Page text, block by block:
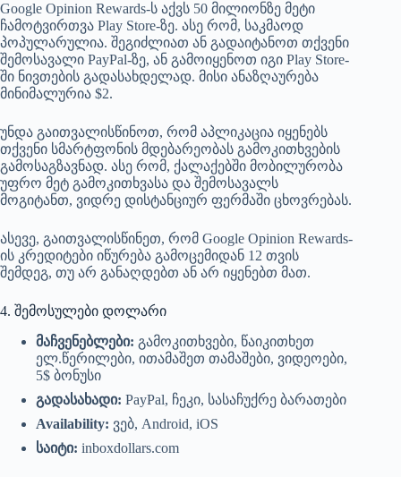
Google Opinion Rewards-ს აქვს 50 მილიონზე მეტი
ჩამოტვირთვა Play Store-ზე. ასე რომ, საკმაოდ
პოპულარულია. შეგიძლიათ ან გადაიტანოთ თქვენი
შემოსავალი PayPal-ზე, ან გამოიყენოთ იგი Play Store-
ში ნივთების გადასახდელად. მისი ანაზღაურება
მინიმალურია $2.
უნდა გაითვალისწინოთ, რომ აპლიკაცია იყენებს
თქვენი სმარტფონის მდებარეობას გამოკითხვების
გამოსაგზავნად. ასე რომ, ქალაქებში მობილურობა
უფრო მეტ გამოკითხვასა და შემოსავალს
მოგიტანთ, ვიდრე დისტანციურ ფერმაში ცხოვრებას.
ასევე, გაითვალისწინეთ, რომ Google Opinion Rewards-
ის კრედიტები იწურება გამოცემიდან 12 თვის
შემდეგ, თუ არ განაღდებთ ან არ იყენებთ მათ.
4. შემოსულები დოლარი
მაჩვენებლები: გამოკითხვები, წაიკითხეთ
ელ.წერილები, ითამაშეთ თამაშები, ვიდეოები,
5$ ბონუსი
გადასახადი: PayPal, ჩეკი, სასაჩუქრე ბარათები
Availability: ვებ, Android, iOS
საიტი: inboxdollars.com